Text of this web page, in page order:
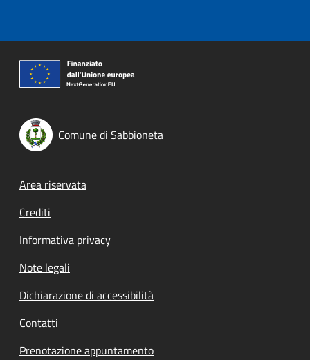
Comune di Sabbioneta
Footer menu
Area riservata
Crediti
Informativa privacy
Note legali
Dichiarazione di accessibilità
Contatti
Prenotazione appuntamento